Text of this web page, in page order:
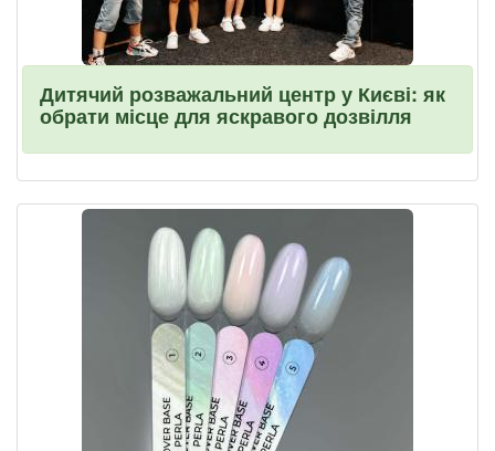
Дитячий розважальний центр у Києві: як
обрати місце для яскравого дозвілля